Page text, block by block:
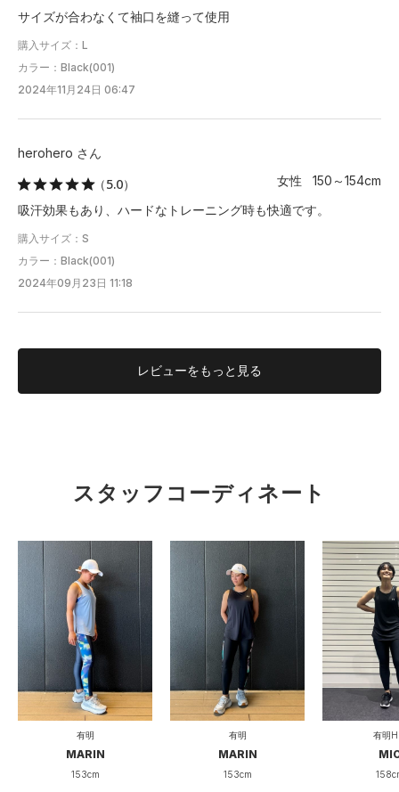
サイズが合わなくて袖口を縫って使用
購入サイズ：L
カラー：Black(001)
2024年11月24日 06:47
herohero さん
（5.0）
女性 150～154cm
吸汗効果もあり、ハードなトレーニング時も快適です。
購入サイズ：S
カラー：Black(001)
2024年09月23日 11:18
レビューをもっと見る
スタッフコーディネート
有明
MARIN
153cm
有明
MARIN
153cm
有明